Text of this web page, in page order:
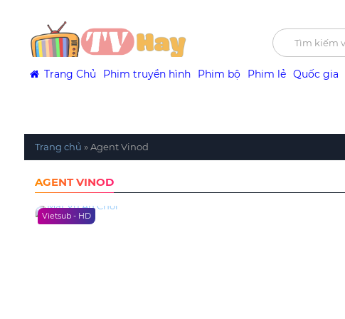
Trang Chủ Phim truyền hình Phim bộ Phim lẻ Quốc gia
Trang chủ »Agent Vinod
AGENT VINOD
Vietsub - HD